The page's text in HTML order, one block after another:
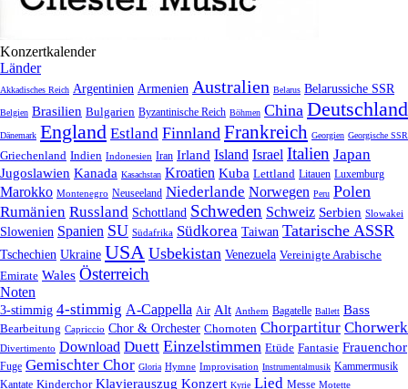
Konzertkalender
Länder
Akkadisches Reich Argentinien Armenien Australien Belarus Belarussiche SSR
Belgien Brasilien Bulgarien Byzantinische Reich Böhmen China Deutschland
Dänemark England Estland Finnland Frankreich Georgien Georgische SSR
Griechenland Indien Indonesien Iran Irland Island Israel Italien Japan
Jugoslawien Kanada Kasachstan Kroatien Kuba Lettland Litauen Luxemburg
Marokko Montenegro Neuseeland Niederlande Norwegen Peru Polen
Rumänien Russland Schottland Schweden Schweiz Serbien Slowakei
Slowenien Spanien SU Südafrika Südkorea Taiwan Tatarische ASSR
Tschechien Ukraine USA Usbekistan Venezuela Vereinigte Arabische
Emirate Wales Österreich
Noten
3-stimmig 4-stimmig A-Cappella Air Alt Anthem Bagatelle Ballett Bass
Bearbeitung Capriccio Chor & Orchester Chornoten Chorpartitur Chorwerk
Divertimento Download Duett Einzelstimmen Etüde Fantasie Frauenchor
Fuge Gemischter Chor Gloria Hymne Improvisation Instrumentalmusik Kammermusik
Kantate Kinderchor Klavierauszug Konzert Kyrie Lied Messe Motette